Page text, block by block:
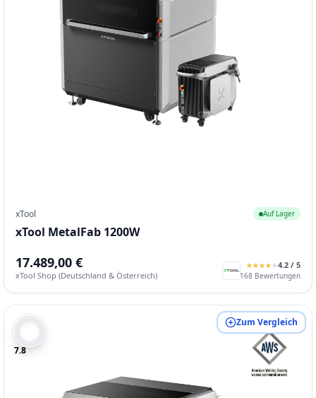
xTool Auf Lager
xTool MetalFab 1200W
17.489,00 €
xTool Shop (Deutschland & Österreich)
★
★★
★★
★★
★★
★4.2 / 5
168 Bewertungen
7.8
Zum Vergleich